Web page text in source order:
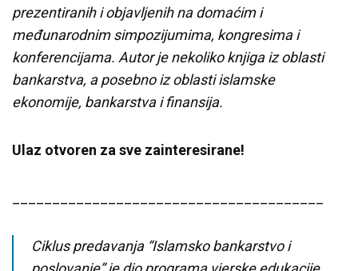
prezentiranih i objavljenih na domaćim i
međunarodnim simpozijumima, kongresima i
konferencijama. Autor je nekoliko knjiga iz oblasti
bankarstva, a posebno iz oblasti islamske
ekonomije, bankarstva i finansija.
Ulaz otvoren za sve zainteresirane!
Ciklus predavanja “Islamsko bankarstvo i